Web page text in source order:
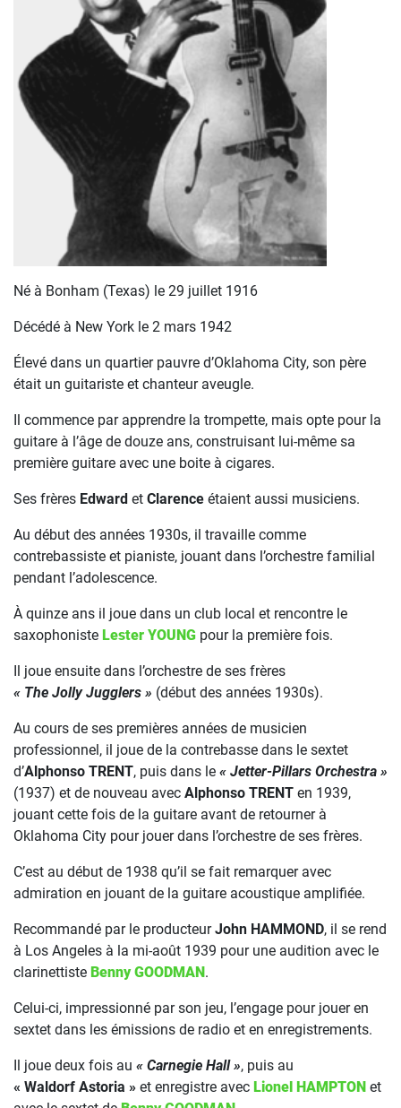
Né à Bonham (Texas) le 29 juillet 1916
Décédé à New York le 2 mars 1942
Élevé dans un quartier pauvre d’Oklahoma City, son père
était un guitariste et chanteur aveugle.
Il commence par apprendre la trompette, mais opte pour la
guitare à l’âge de douze ans, construisant lui-même sa
première guitare avec une boite à cigares.
Ses frères Edward et Clarence étaient aussi musiciens.
Au début des années 1930s, il travaille comme
contrebassiste et pianiste, jouant dans l’orchestre familial
pendant l’adolescence.
À quinze ans il joue dans un club local et rencontre le
saxophoniste Lester YOUNG pour la première fois.
Il joue ensuite dans l’orchestre de ses frères
« The Jolly Jugglers » (début des années 1930s).
Au cours de ses premières années de musicien
professionnel, il joue de la contrebasse dans le sextet
d’Alphonso TRENT, puis dans le « Jetter-Pillars Orchestra »
(1937) et de nouveau avec Alphonso TRENT en 1939,
jouant cette fois de la guitare avant de retourner à
Oklahoma City pour jouer dans l’orchestre de ses frères.
C’est au début de 1938 qu’il se fait remarquer avec
admiration en jouant de la guitare acoustique amplifiée.
Recommandé par le producteurJohn HAMMOND, il se rend
à Los Angeles à la mi-août 1939 pour une audition avec le
clarinettiste Benny GOODMAN.
Celui-ci, impressionné par son jeu, l’engage pour jouer en
sextet dans les émissions de radio et en enregistrements.
Il joue deux fois au « Carnegie Hall », puis au
« Waldorf Astoria » et enregistre avec Lionel HAMPTON et